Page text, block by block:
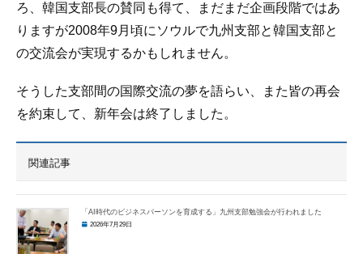
ろ、韓国支部長の賛同も得て、まだまだ企画段階ではあ
りますが2008年9月頃にソウルで九州支部と韓国支部と
の交流会が実現するかもしれません。
そうした支部間の国際交流の夢を語らい、また皆の再会
を約束して、新年会は終了しました。
関連記事
「AI時代のビジネスパーソンを育成する」九州支部勉強会が行われました
2026年7月29日